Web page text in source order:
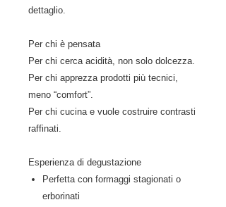
dettaglio.
Per chi è pensata
Per chi cerca acidità, non solo dolcezza.
Per chi apprezza prodotti più tecnici,
meno “comfort”.
Per chi cucina e vuole costruire contrasti
raffinati.
Esperienza di degustazione
Perfetta con formaggi stagionati o
erborinati